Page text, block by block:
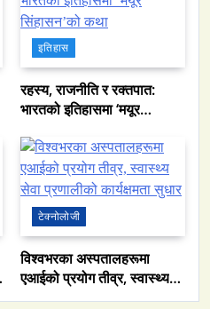
इतिहास
रहस्य, राजनीति र रक्तपात:
भारतको इतिहासमा ‘मयूर
टेक्नोलोजी
विश्वभरका अस्पतालहरूमा
एआईको प्रयोग तीव्र, स्वास्थ्य
सेवा प्रणालीको कार्यक्षमता सुधार